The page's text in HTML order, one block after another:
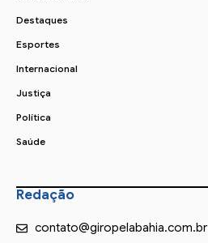
Destaques
Esportes
Internacional
Justiça
Política
Saúde
Redação
contato@giropelabahia.com.br